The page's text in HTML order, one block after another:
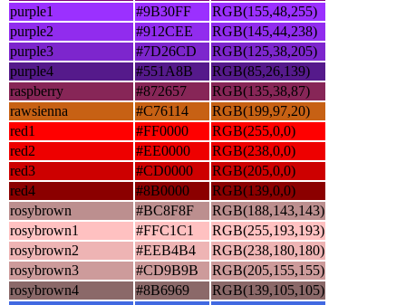
purple1
#9B30FF
RGB(155,48,255)
purple2
#912CEE
RGB(145,44,238)
purple3
#7D26CD
RGB(125,38,205)
purple4
#551A8B
RGB(85,26,139)
raspberry
#872657
RGB(135,38,87)
rawsienna
#C76114
RGB(199,97,20)
red1
#FF0000
RGB(255,0,0)
red2
#EE0000
RGB(238,0,0)
red3
#CD0000
RGB(205,0,0)
red4
#8B0000
RGB(139,0,0)
rosybrown
#BC8F8F
RGB(188,143,143)
rosybrown1
#FFC1C1
RGB(255,193,193)
rosybrown2
#EEB4B4
RGB(238,180,180)
rosybrown3
#CD9B9B
RGB(205,155,155)
rosybrown4
#8B6969
RGB(139,105,105)